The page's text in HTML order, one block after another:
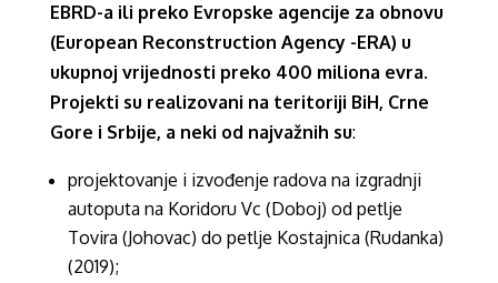
EBRD-a ili preko Evropske agencije za obnovu
(European Reconstruction Agency -ERA) u
ukupnoj vrijednosti preko 400 miliona evra.
Projekti su realizovani na teritoriji BiH, Crne
Gore i Srbije, a neki od najvažnih su:
projektovanje i izvođenje radova na izgradnji
autoputa na Koridoru Vc (Doboj) od petlje
Tovira (Johovac) do petlje Kostajnica (Rudanka)
(2019);